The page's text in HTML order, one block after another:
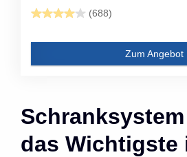
(688)
Zum Angebot
das Wichtigste